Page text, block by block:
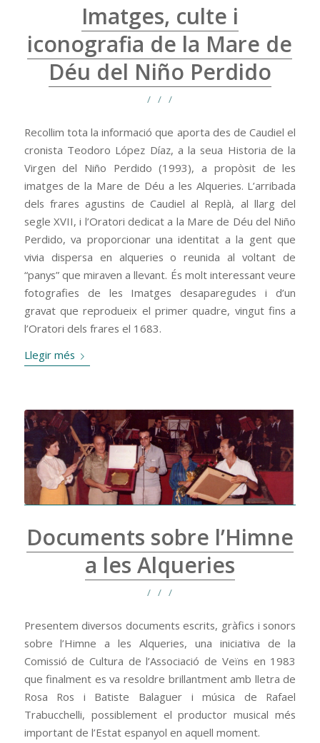
Imatges, culte i
iconografia de la Mare de
Déu del Niño Perdido
/ / /
Recollim tota la informació que aporta des de Caudiel el
cronista Teodoro López Díaz, a la seua Historia de la
Virgen del Niño Perdido (1993), a propòsit de les
imatges de la Mare de Déu a les Alqueries. L’arribada
dels frares agustins de Caudiel al Replà, al llarg del
segle XVII, i l’Oratori dedicat a la Mare de Déu del Niño
Perdido, va proporcionar una identitat a la gent que
vivia dispersa en alqueries o reunida al voltant de
“panys” que miraven a llevant. És molt interessant veure
fotografies de les Imatges desaparegudes i d’un
gravat que reprodueix el primer quadre, vingut fins a
l’Oratori dels frares el 1683.
Llegir més
Documents sobre l’Himne
a les Alqueries
/ / /
Presentem diversos documents escrits, gràfics i sonors
sobre l’Himne a les Alqueries, una iniciativa de la
Comissió de Cultura de l’Associació de Veïns en 1983
que finalment es va resoldre brillantment amb lletra de
Rosa Ros i Batiste Balaguer i música de Rafael
Trabucchelli, possiblement el productor musical més
important de l’Estat espanyol en aquell moment.